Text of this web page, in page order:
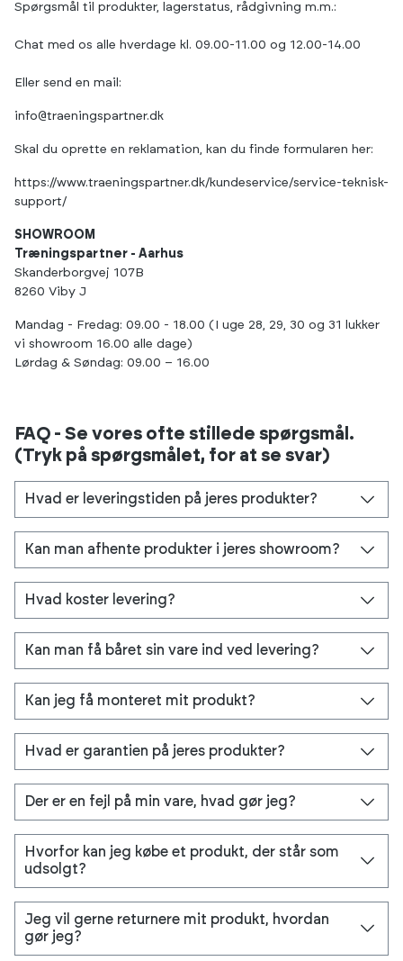
Spørgsmål til produkter, lagerstatus, rådgivning m.m.:
Chat med os alle hverdage kl. 09.00-11.00 og 12.00-14.00
Eller send en mail:
info@traeningspartner.dk
Skal du oprette en reklamation, kan du finde formularen her:
https://www.traeningspartner.dk/kundeservice/service-teknisk-
support/
SHOWROOM
Træningspartner - Aarhus
Skanderborgvej 107B
8260 Viby J
Mandag - Fredag: 09.00 - 18.00 (I uge 28, 29, 30 og 31 lukker
vi showroom 16.00 alle dage)
Lørdag & Søndag: 09.00 – 16.00
FAQ - Se vores ofte stillede spørgsmål.
(Tryk på spørgsmålet, for at se svar)
Hvad er leveringstiden på jeres produkter?
Kan man afhente produkter i jeres showroom?
Hvad koster levering?
Kan man få båret sin vare ind ved levering?
Kan jeg få monteret mit produkt?
Hvad er garantien på jeres produkter?
Der er en fejl på min vare, hvad gør jeg?
Hvorfor kan jeg købe et produkt, der står som
udsolgt?
Jeg vil gerne returnere mit produkt, hvordan
gør jeg?